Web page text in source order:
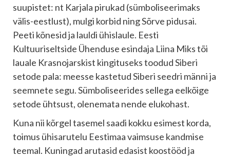
suupistet: nt Karjala pirukad (sümboliseerimaks
välis-eestlust), mulgi korbid ning Sõrve pidusai.
Peeti kõnesid ja lauldi ühislaule. Eesti
Kultuuriseltside Ühenduse esindaja Liina Miks tõi
lauale Krasnojarskist kingituseks toodud Siberi
setode pala: meesse kastetud Siberi seedri männi ja
seemnete segu. Sümboliseerides sellega eelkõige
setode ühtsust, olenemata nende elukohast.
Kuna nii kõrgel tasemel saadi kokku esimest korda,
toimus ühisarutelu Eestimaa vaimsuse kandmise
teemal. Kuningad arutasid edasist koostööd ja